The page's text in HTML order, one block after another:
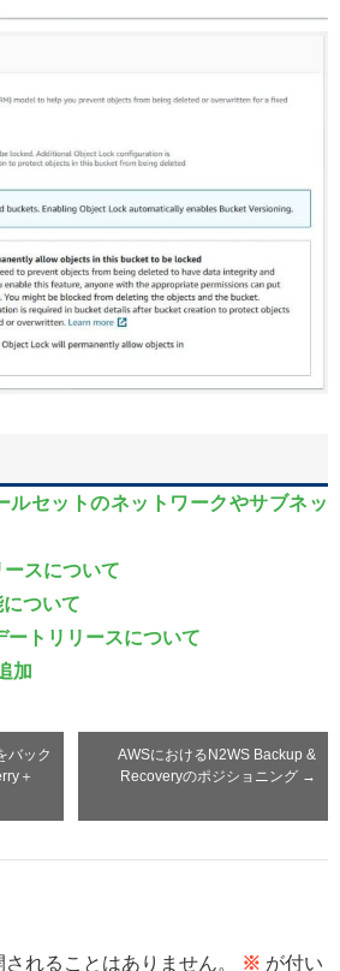
ルセットのネットワークやサブネッ
スについて
ついて
ートリリースについて
加
バック
＋
AWSにおけるN2WS Backup &
Recoveryのポジショニング →
れることはありません。 ※ が付い